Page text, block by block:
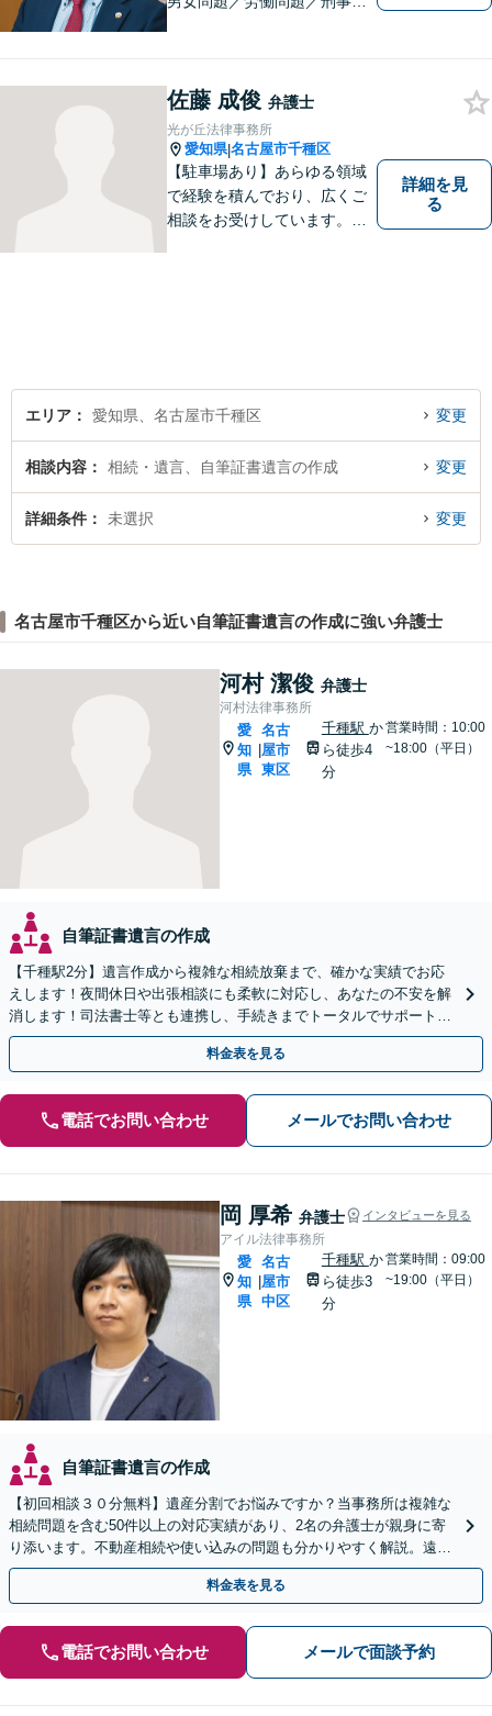
ご提供。小さなお困り事でも
構いません【夜間・休日面
談】【完全個室】【今池駅3
分】
佐藤 成俊 弁護士
光が丘法律事務所
愛知県|名古屋市千種区
【駐車場あり】あらゆる領域
で経験を積んでおり、広くご
相談をお受けしています。ご
詳細を見
る
エリア 愛知県、名古屋市千種区 変更
相談内容 相続・遺言、自筆証書遺言の作成 変更
詳細条件 未選択 変更
名古屋市千種区から近い自筆証書遺言の作成に強い弁護士
河村 潔俊 弁護士
河村法律事務所
愛
知
県
名古
屋市
東区
千種駅 か
ら徒歩4
分
営業時間：10:00
~18:00（平日）
自筆証書遺言の作成
【千種駅2分】遺言作成から複雑な相続放棄まで、確かな実績でお応
えします！夜間休日や出張相談にも柔軟に対応し、あなたの不安を解
消します！司法書士等とも連携し、手続きまでトータルでサポート！
一人の弁護士が最後まで誠実に対応！【オンライン対応可】
料金表を見る
電話でお問い合わせ メールでお問い合わせ
岡 厚希 弁護士 インタビューを見る
アイル法律事務所
愛
知
県
名古
屋市
中区
千種駅 か
ら徒歩3
分
営業時間：09:00
~19:00（平日）
自筆証書遺言の作成
【初回相談３０分無料】遺産分割でお悩みですか？当事務所は複雑な
相続問題を含む50件以上の対応実績があり、2名の弁護士が親身に寄
り添います。不動産相続や使い込みの問題も分かりやすく解説。遠方
のご家族ともWEB相談が可能。LINE予約受付中。
料金表を見る
電話でお問い合わせ メールで面談予約